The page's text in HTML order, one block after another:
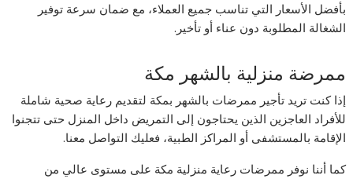
بأفضل الأسعار التي تناسب جميع العملاء، مع ضمان سرعة توفير
الشغالة المطلوبة دون عناء أو تأخير.
ممرضة منزلية بالشهر مكة
إذا كنت تريد تأجير ممرضات بالشهر بمكة لتقديم رعاية صحية شاملة
للأفراد العاجزين الذين يحتاجون إلى التمريض داخل المنزل حتى تتجنوا
الإقامة بالمستشفى أو المراكز الطبية، فعليك التواصل معنا.
كما أننا نوفر ممرضات رعاية منزلية مكة على مستوى عالي من